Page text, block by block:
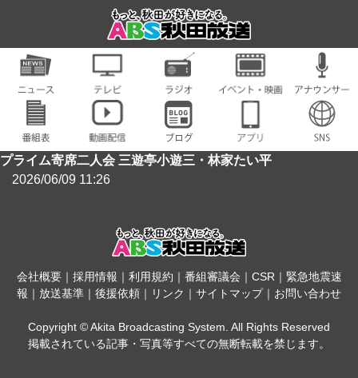
プライム寄席二人会 三遊亭小遊三・林家たい平
2026/06/09 11:26
会社概要｜ 採用情報 ｜ 利用規約 ｜ 番組審議会 ｜ CSR｜ 緊急地震速
報 ｜ 放送基準 ｜ 後援依頼 ｜ リンク ｜ サイトマップ｜ お問い合わせ
Copyright © Akita Broadcasting System. All Rights Reserved
掲載されている記事・写真等すべての無断転載を禁じます。